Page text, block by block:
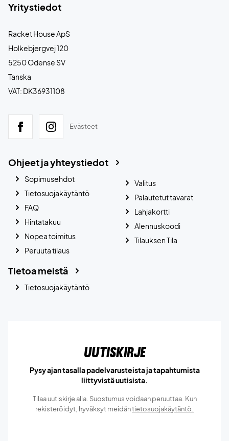
Yritystiedot
Racket House ApS
Holkebjergvej 120
5250 Odense SV
Tanska
VAT: DK36931108
Evästeet
Ohjeet ja yhteystiedot
Sopimusehdot
Tietosuojakäytäntö
FAQ
Hintatakuu
Nopea toimitus
Peruuta tilaus
Valitus
Palautetut tavarat
Lahjakortti
Alennuskoodi
Tilauksen Tila
Tietoa meistä
Tietosuojakäytäntö
Uutiskirje
Pysy ajan tasalla padelvarusteista ja tapahtumista
liittyvistä uutisista.
Tilaa uutiskirje alla. Suostumus voidaan peruuttaa. Kun
rekisteröidyt, hyväksyt meidäntietosuojakäytäntö.